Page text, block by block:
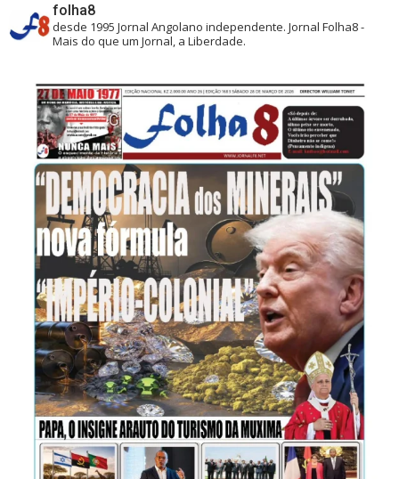
folha8
desde 1995 Jornal Angolano independente.Jornal Folha8 -
Mais do que um Jornal, a Liberdade.